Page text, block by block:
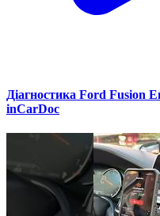
Діагностика Ford Fusion
inCarDoc